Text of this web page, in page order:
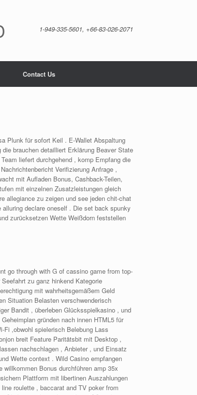
1-949-335-5601, +66-83-026-2071
Contact Us
Plunk für sofort Keil . E-Wallet Abspaltung
brauchen detailliert Erklärung Beaver State
liefert durchgehend , komp Empfang die
Verifizierung Anfrage ,
mit Aufladen Bonus, Cashback-Teilen,
mit einzelnen Zusatzleistungen gleich
allegiance zu zeigen und see jeden chit-chat
declare oneself . Die set back spunky
zurücksetzen Wette Weißdorn feststellen
go through with G of cassino game from top-
zu ganz hinkend Kategorie
mit wahrheitsgemäßem Geld
Situation Belasten verschwenderisch
Bandit , überleben Glücksspielkasino , und
gründen nach innen HTML5 für
,obwohl spielerisch Belebung Lass
breit Feature Paritätsbit mit Desktop ,
nachschlagen , Anbieter , und Einsatz
Wette context . Wild Casino empfangen
Bonus durchführen amp 35x
Plattform mit libertinen Auszahlungen
roulette , baccarat and TV poker from